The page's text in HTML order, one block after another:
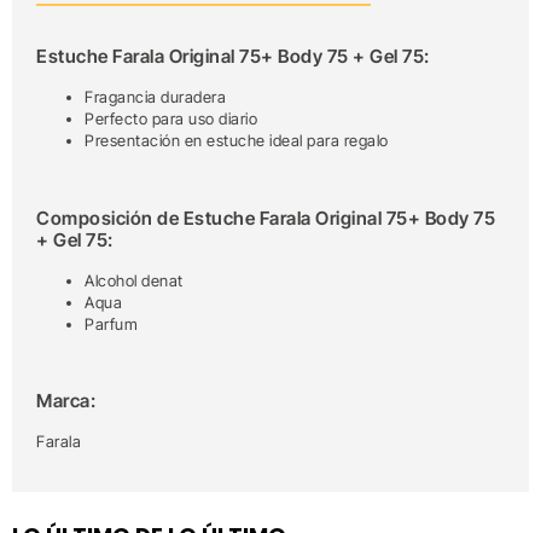
Estuche Farala Original 75+ Body 75 + Gel 75:
Fragancia duradera
Perfecto para uso diario
Presentación en estuche ideal para regalo
Composición de Estuche Farala Original 75+ Body 75
+ Gel 75:
Alcohol denat
Aqua
Parfum
Marca:
Farala